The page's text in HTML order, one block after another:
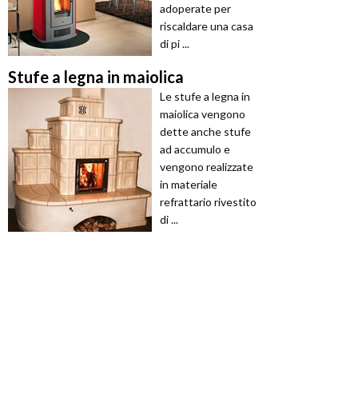
adoperate per
riscaldare una casa
di pi ...
Stufe a legna in maiolica
Le stufe a legna in
maiolica vengono
dette anche stufe
ad accumulo e
vengono realizzate
in materiale
refrattario rivestito
di ...